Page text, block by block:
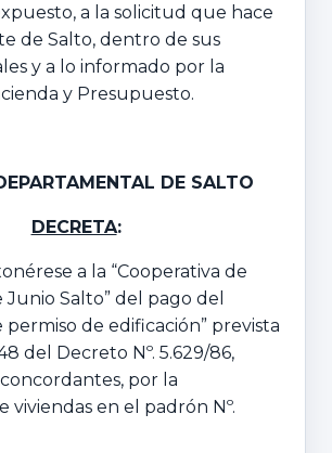
a la solicitud que hace
de Salto, dentro de sus
y a lo informado por la
y Presupuesto.
DE SALTO
DECRETA:
a la “Cooperativa de
Junio Salto” del pago del
de edificación” prevista
del Decreto Nº. 5.629/86,
por la
viviendas en el padrón Nº.